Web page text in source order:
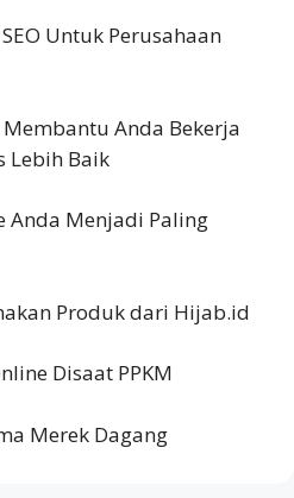
Untuk Perusahaan
Anda Bekerja
Lebih Baik
Anda Menjadi Paling
Produk dari Hijab.id
Disaat PPKM
Merek Dagang